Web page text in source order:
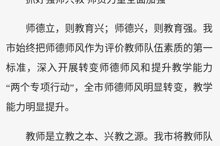
师德立，则教育兴；师德兴，则教育强。我
市始终把师德师风作为评价教师队伍素质的第一
标准，深入开展转变师德师风和提升教学能力
“两个专项行动”，全市师德师风明显转变，教学
能力明显提升。
教师是立教之本、兴教之源。我市将教师队